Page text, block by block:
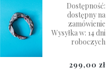
Dostępność:
dostępny na
zamówienie
Wysyłka w: 14 dni
roboczych
299,00 zł